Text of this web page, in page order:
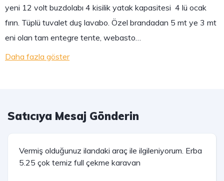
yeni 12 volt buzdolabı 4 kisilik yatak kapasitesi 4 lü ocak
fırın. Tüplü tuvalet duş lavabo. Özel brandadan 5 mt ye 3 mt
eni olan tam entegre tente, webasto…
Daha fazla göster
Satıcıya Mesaj Gönderin